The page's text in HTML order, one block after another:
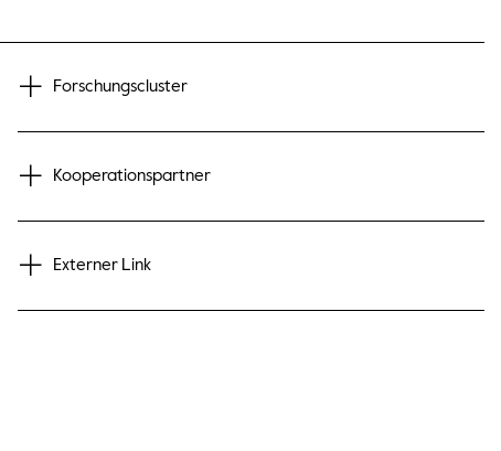
Forschungscluster
Kooperationspartner
Externer Link